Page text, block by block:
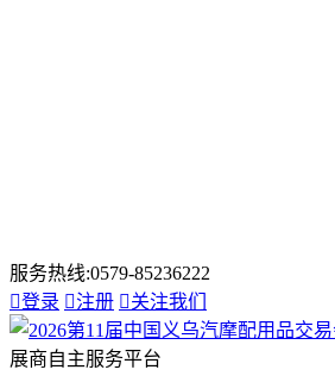
服务热线:0579-85236222
登录 注册 关注我们
展商自主服务平台